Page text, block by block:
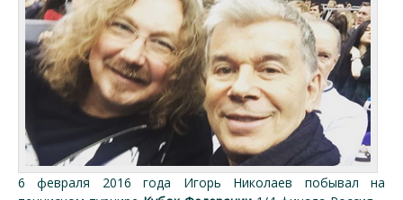
6 февраля 2016 года Игорь Николаев побывал на